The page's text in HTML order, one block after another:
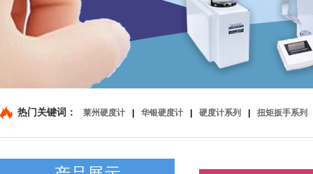
热门关键词： 莱州硬度计 华银硬度计 硬度计系列 扭矩扳手系列